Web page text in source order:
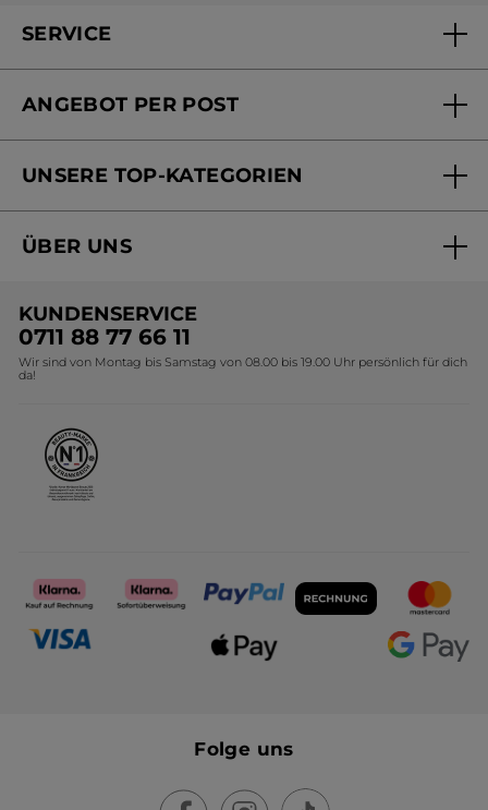
SERVICE
Mein Konto
Online Preisliste
ANGEBOT PER POST
Versandhandel Preisliste
UNSERE TOP-KATEGORIEN
Black Friday Yves Rocher
Geschenkideen Yves Rocher
Kollektion Monoi Yves Rocher
ÜBER UNS
Umweltstiftung YR
Affiliate Programm
KUNDENSERVICE
0711 88 77 66 11
Wir sind von Montag bis Samstag von 08.00 bis 19.00 Uhr persönlich für dich
da!
Folge uns